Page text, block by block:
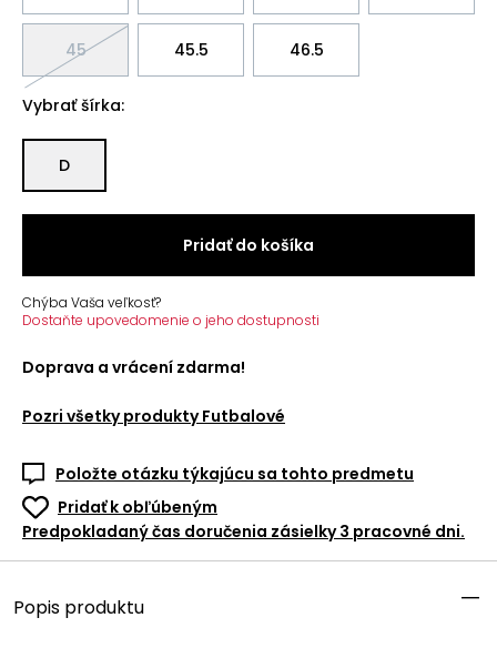
45 45.5 46.5
Vybrať šírka:
D
Pridať do košíka
Chýba Vaša veľkosť?
Dostaňte upovedomenie o jeho dostupnosti
Doprava a vrácení zdarma!
Pozri všetky produkty Futbalové
Položte otázku týkajúcu sa tohto predmetu
Pridať k obľúbeným
Predpokladaný čas doručenia zásielky 3 pracovné dni.
Popis produktu